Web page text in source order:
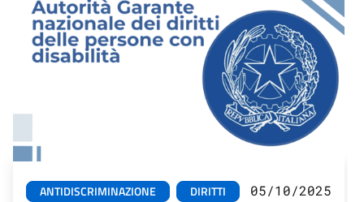
ANTIDISCRIMINAZIONE DIRITTI 05/10/2025